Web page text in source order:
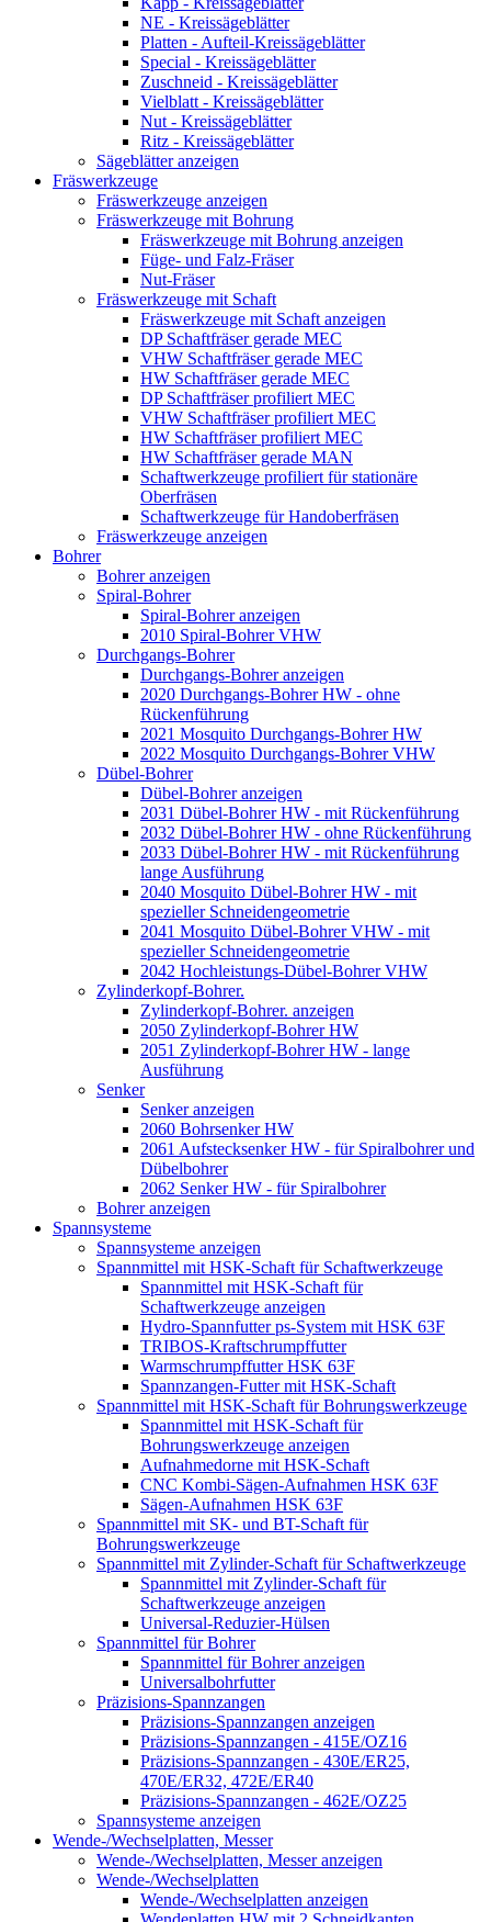
NE - Kreissägeblätter
Platten - Aufteil-Kreissägeblätter
Special - Kreissägeblätter
Zuschneid - Kreissägeblätter
Vielblatt - Kreissägeblätter
Nut - Kreissägeblätter
Ritz - Kreissägeblätter
Sägeblätter anzeigen
Fräswerkzeuge
Fräswerkzeuge anzeigen
Fräswerkzeuge mit Bohrung
Fräswerkzeuge mit Bohrung anzeigen
Füge- und Falz-Fräser
Nut-Fräser
Fräswerkzeuge mit Schaft
Fräswerkzeuge mit Schaft anzeigen
DP Schaftfräser gerade MEC
VHW Schaftfräser gerade MEC
HW Schaftfräser gerade MEC
DP Schaftfräser profiliert MEC
VHW Schaftfräser profiliert MEC
HW Schaftfräser profiliert MEC
HW Schaftfräser gerade MAN
Schaftwerkzeuge profiliert für stationäre
Oberfräsen
Schaftwerkzeuge für Handoberfräsen
Fräswerkzeuge anzeigen
Bohrer
Bohrer anzeigen
Spiral-Bohrer
Spiral-Bohrer anzeigen
2010 Spiral-Bohrer VHW
Durchgangs-Bohrer
Durchgangs-Bohrer anzeigen
2020 Durchgangs-Bohrer HW - ohne
Rückenführung
2021 Mosquito Durchgangs-Bohrer HW
2022 Mosquito Durchgangs-Bohrer VHW
Dübel-Bohrer
Dübel-Bohrer anzeigen
2031 Dübel-Bohrer HW - mit Rückenführung
2032 Dübel-Bohrer HW - ohne Rückenführung
2033 Dübel-Bohrer HW - mit Rückenführung
lange Ausführung
2040 Mosquito Dübel-Bohrer HW - mit
spezieller Schneidengeometrie
2041 Mosquito Dübel-Bohrer VHW - mit
spezieller Schneidengeometrie
2042 Hochleistungs-Dübel-Bohrer VHW
Zylinderkopf-Bohrer.
Zylinderkopf-Bohrer. anzeigen
2050 Zylinderkopf-Bohrer HW
2051 Zylinderkopf-Bohrer HW - lange
Ausführung
Senker
Senker anzeigen
2060 Bohrsenker HW
2061 Aufstecksenker HW - für Spiralbohrer und
Dübelbohrer
2062 Senker HW - für Spiralbohrer
Bohrer anzeigen
Spannsysteme
Spannsysteme anzeigen
Spannmittel mit HSK-Schaft für Schaftwerkzeuge
Spannmittel mit HSK-Schaft für
Schaftwerkzeuge anzeigen
Hydro-Spannfutter ps-System mit HSK 63F
TRIBOS-Kraftschrumpffutter
Warmschrumpffutter HSK 63F
Spannzangen-Futter mit HSK-Schaft
Spannmittel mit HSK-Schaft für Bohrungswerkzeuge
Spannmittel mit HSK-Schaft für
Bohrungswerkzeuge anzeigen
Aufnahmedorne mit HSK-Schaft
CNC Kombi-Sägen-Aufnahmen HSK 63F
Sägen-Aufnahmen HSK 63F
Spannmittel mit SK- und BT-Schaft für
Bohrungswerkzeuge
Spannmittel mit Zylinder-Schaft für Schaftwerkzeuge
Spannmittel mit Zylinder-Schaft für
Schaftwerkzeuge anzeigen
Universal-Reduzier-Hülsen
Spannmittel für Bohrer
Spannmittel für Bohrer anzeigen
Universalbohrfutter
Präzisions-Spannzangen
Präzisions-Spannzangen anzeigen
Präzisions-Spannzangen - 415E/OZ16
Präzisions-Spannzangen - 430E/ER25,
470E/ER32, 472E/ER40
Präzisions-Spannzangen - 462E/OZ25
Spannsysteme anzeigen
Wende-/Wechselplatten, Messer
Wende-/Wechselplatten, Messer anzeigen
Wende-/Wechselplatten
Wende-/Wechselplatten anzeigen